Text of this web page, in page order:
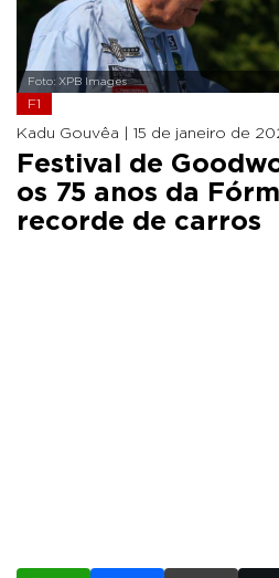
Foto: XPB Images
F1
Kadu Gouvêa | 15 de janeiro de
Festival de
os 75 anos da
recorde de carros